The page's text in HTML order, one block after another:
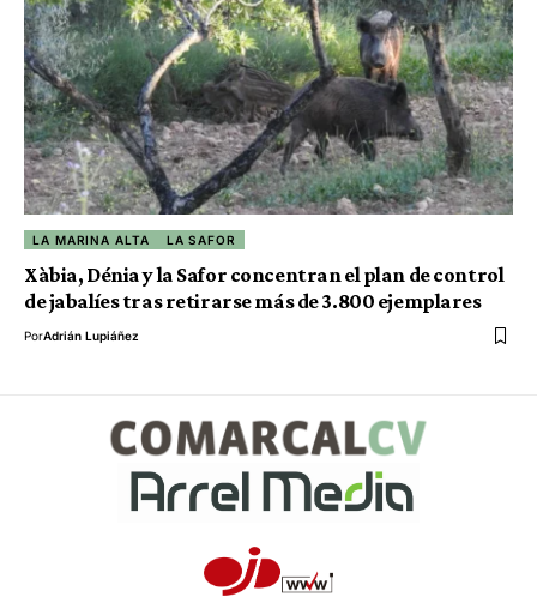
LA MARINA ALTA LA SAFOR
Xàbia, Dénia y la Safor concentran el plan de control
de jabalíes tras retirarse más de 3.800 ejemplares
PorAdrián Lupiáñez